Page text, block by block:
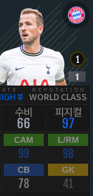
REPUTATION
WORLD CLASS
수비
66
피지컬
97
CAM
99
L/RM
98
CB
78
GK
41